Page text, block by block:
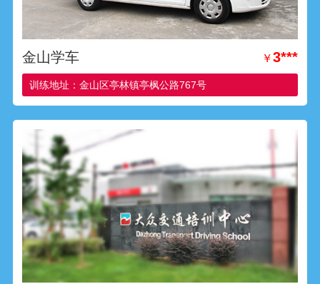
金山学车 ￥3***
训练地址：金山区亭林镇亭枫公路767号